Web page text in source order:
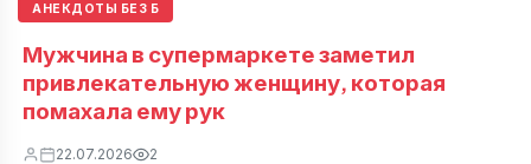
АНЕКДОТЫ БЕЗ Б
Мужчина в супермаркете заметил
привлекательную женщину, которая
помахала ему рук
22.07.2026 2